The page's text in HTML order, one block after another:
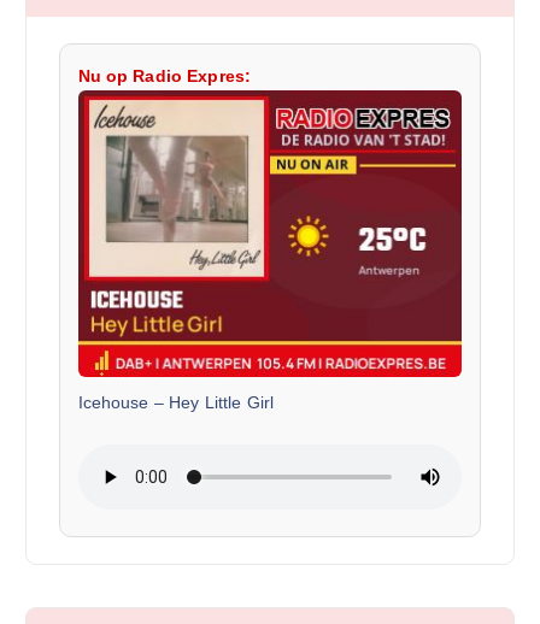
Nu op Radio Expres:
Icehouse – Hey Little Girl